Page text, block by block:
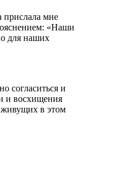
прислала мне
«Наши
для наших
согласиться и
и восхищения
в этом